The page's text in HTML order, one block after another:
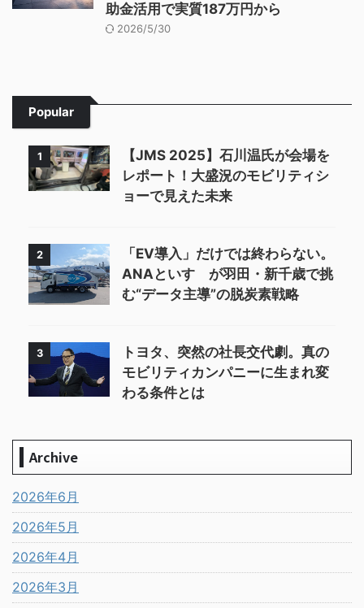
助金活用で実質187万円から
2026/5/30
Popular
1
【JMS 2025】石川温氏が会場を
レポート！大盛況のモビリティシ
ョーで見えた未来
2
「EV導入」だけでは終わらない。
ANAといすゞが羽田・新千歳で挑
む“データ主導”の脱炭素戦略
3
トヨタ、突然の社長交代劇。真の
モビリティカンパニーに生まれ変
わる条件とは
Archive
2026年6月
2026年5月
2026年4月
2026年3月